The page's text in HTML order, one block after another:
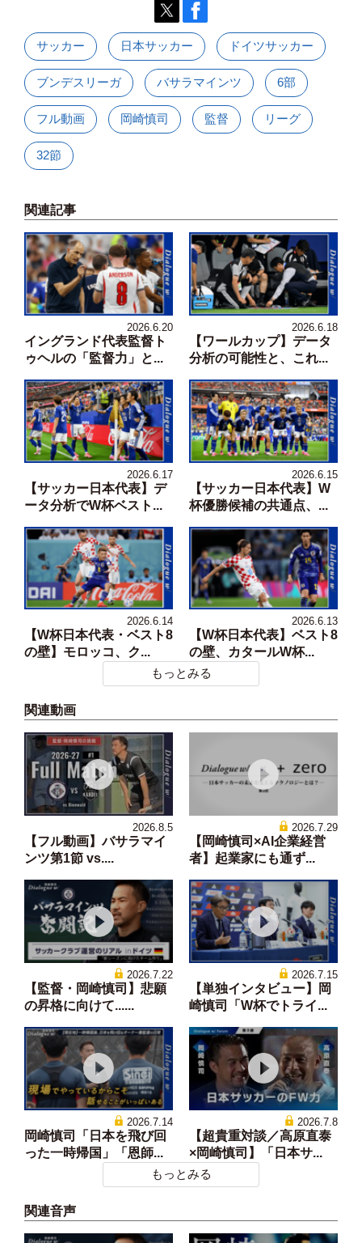
サッカー 日本サッカー ドイツサッカー
ブンデスリーガ バサラマインツ 6部
フル動画 岡崎慎司 監督 リーグ
32節
関連記事
2026.6.20
イングランド代表監督ト
ゥヘルの「監督力」と...
2026.6.18
【ワールカップ】データ
分析の可能性と、これ...
2026.6.17
【サッカー日本代表】デ
ータ分析でW杯ベスト...
2026.6.15
【サッカー日本代表】W
杯優勝候補の共通点、...
2026.6.14
【W杯日本代表・ベスト8
の壁】モロッコ、ク...
2026.6.13
【W杯日本代表】ベスト8
の壁、カタールW杯...
もっとみる
関連動画
2026.8.5
【フル動画】バサラマイ
ンツ第1節 vs....
2026.7.29
【岡崎慎司×AI企業経営
者】起業家にも通ず...
2026.7.22
【監督・岡崎慎司】悲願
の昇格に向けて......
2026.7.15
【単独インタビュー】岡
崎慎司「W杯でトライ...
2026.7.14
岡崎慎司「日本を飛び回
った一時帰国」「恩師...
2026.7.8
【超貴重対談／高原直泰
×岡崎慎司】「日本サ...
もっとみる
関連音声